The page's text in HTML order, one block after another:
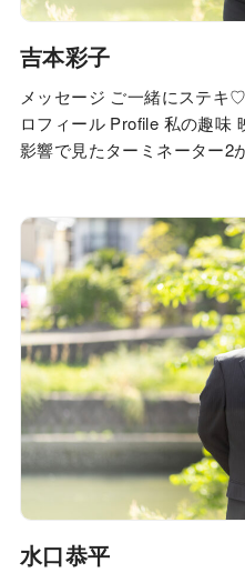
吉本彩子
メッセージ ご一緒にステキ
ロフィール Profile 私の趣味
影響で見たターミネーター2
に影響されて映画にハマっ
ーマンやジュラシックワー…
水口恭平